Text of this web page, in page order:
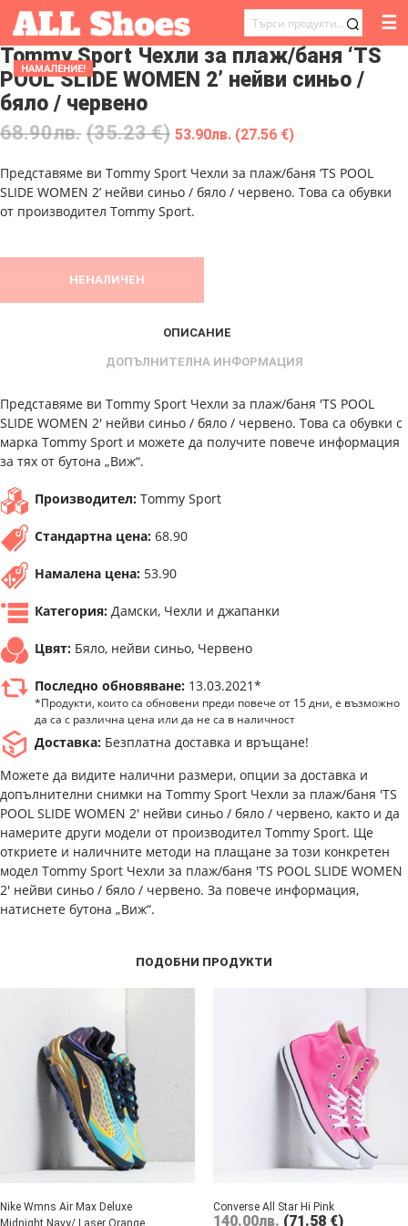
ТЪРСЕНЕ
ЗА:
☰
НАМАЛЕНИЕ!
Tommy Sport Чехли за плаж/баня ‘TS
POOL SLIDE WOMEN 2’ нейви синьо /
бяло / червено
68.90лв. (35.23 €) 53.90лв. (27.56 €)
Представяме ви Tommy Sport Чехли за плаж/баня ‘TS POOL
SLIDE WOMEN 2’ нейви синьо / бяло / червено. Това са обувки
от производител Tommy Sport.
НЕНАЛИЧЕН
ОПИСАНИЕ
ДОПЪЛНИТЕЛНА ИНФОРМАЦИЯ
Представяме ви Tommy Sport Чехли за плаж/баня 'TS POOL
SLIDE WOMEN 2' нейви синьо / бяло / червено. Това са обувки с
марка Tommy Sport и можете да получите повече информация
за тях от бутона „Виж“.
Производител: Tommy Sport
Стандартна цена: 68.90
Намалена цена: 53.90
Категория: Дамски, Чехли и джапанки
Цвят: Бяло, нейви синьо, Червено
Последно обновяване: 13.03.2021*
*Продукти, които са обновени преди повече от 15 дни, е възможно
да са с различна цена или да не са в наличност
Доставка: Безплатна доставка и връщане!
Можете да видите налични размери, опции за доставка и
допълнителни снимки на Tommy Sport Чехли за плаж/баня 'TS
POOL SLIDE WOMEN 2' нейви синьо / бяло / червено, както и да
намерите други модели от производител Tommy Sport. Ще
откриете и наличните методи на плащане за този конкретен
модел Tommy Sport Чехли за плаж/баня 'TS POOL SLIDE WOMEN
2' нейви синьо / бяло / червено. За повече информация,
натиснете бутона „Виж“.
ПОДОБНИ ПРОДУКТИ
Nike Wmns Air Max Deluxe
Midnight Navy/ Laser Orange
Converse All Star Hi Pink
140.00лв. (71.58 €)